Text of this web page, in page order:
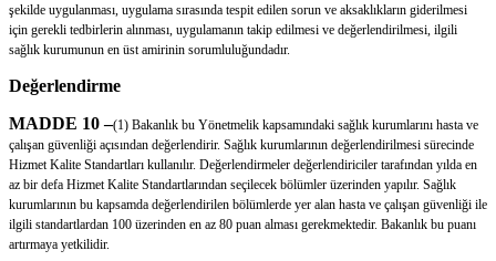
şekilde uygulanması, uygulama sırasında tespit edilen sorun ve aksaklıkların giderilmesi
için gerekli tedbirlerin alınması, uygulamanın takip edilmesi ve değerlendirilmesi, ilgili
sağlık kurumunun en üst amirinin sorumluluğundadır.
Değerlendirme
MADDE 10 –(1) Bakanlık bu Yönetmelik kapsamındaki sağlık kurumlarını hasta ve
çalışan güvenliği açısından değerlendirir. Sağlık kurumlarının değerlendirilmesi sürecinde
Hizmet Kalite Standartları kullanılır. Değerlendirmeler değerlendiriciler tarafından yılda en
az bir defa Hizmet Kalite Standartlarından seçilecek bölümler üzerinden yapılır. Sağlık
kurumlarının bu kapsamda değerlendirilen bölümlerde yer alan hasta ve çalışan güvenliği ile
ilgili standartlardan 100 üzerinden en az 80 puan alması gerekmektedir. Bakanlık bu puanı
artırmaya yetkilidir.